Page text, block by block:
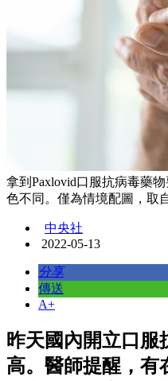
拿到Paxlovid口服抗病毒藥
色不同。僅為情境配圖，取
中央社
2022-05-13
分享
傳送
A+
昨天國內開立口
高。醫師提醒，有